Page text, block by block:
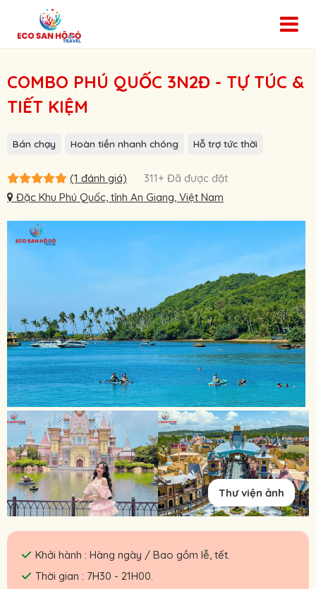
COMBO PHÚ QUỐC 3N2Đ - TỰ TÚC &
TIẾT KIỆM
Bán chạy Hoàn tiền nhanh chóng Hỗ trợ tức thời
(1 đánh giá)
311+ Đã được đặt
Đặc Khu Phú Quốc, tỉnh An Giang, Việt Nam
Thư viện ảnh
Khởi hành : Hàng ngày / Bao gồm lễ, tết.
Thời gian : 7H30 - 21H00.